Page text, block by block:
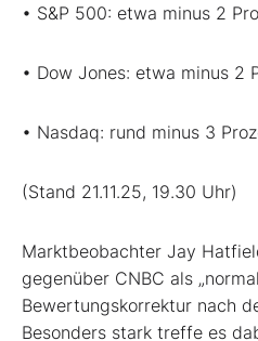
• S&P 500: etwa minus 2
• Dow Jones: etwa minus 2
• Nasdaq: rund minus 3
(Stand 21.11.25, 19.30 Uhr)
Marktbeobachter Jay
gegenüber CNBC als
Bewertungskorrektur nach
Besonders stark treffe es